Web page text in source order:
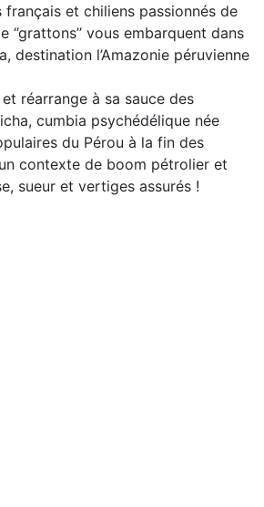
français et chiliens passionnés de
vous embarquent dans
destination l’Amazonie péruvienne
réarrange à sa sauce des
cumbia psychédélique née
du Pérou à la fin des
contexte de boom pétrolier et
sueur et vertiges assurés !